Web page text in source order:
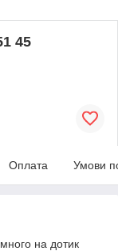
45
Оплата Умови
на дотик